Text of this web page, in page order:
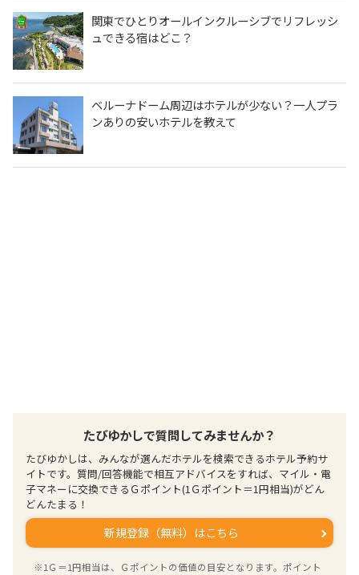
関東でひとりオールインクルーシブでリフレッシ
ュできる宿はどこ？
ベルーナドーム周辺はホテルが少ない？一人プラ
ンありの安いホテルを教えて
たびゆかしで質問してみませんか？
たびゆかしは、みんなが選んだホテルを検索できるホテル予約サ
イトです。質問/回答機能で相互アドバイスをすれば、マイル・電
子マネーに交換できるＧポイント(1Ｇポイント＝1円相当)がどん
どんたまる！
新規登録（無料）はこちら
※1Ｇ＝1円相当は、Ｇポイントの価値の目安となります。ポイント